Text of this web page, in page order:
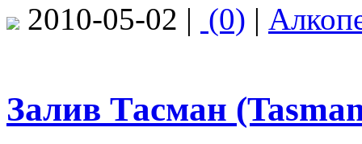
2010-05-02 | (0) |
Залив Тасман